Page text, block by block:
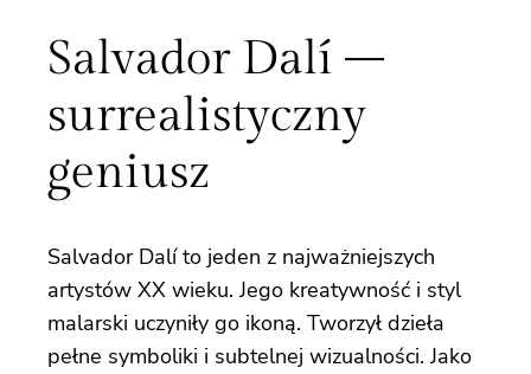
Salvador Dalí –
surrealistyczny
geniusz
Salvador Dalí to jeden z najważniejszych
artystów XX wieku. Jego kreatywność i styl
malarski uczyniły go ikoną. Tworzył dzieła
pełne symboliki i subtelnej wizualności. Jako